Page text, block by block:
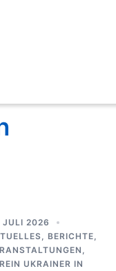
JULI 2026
BERICHTE
UKRAINER IN